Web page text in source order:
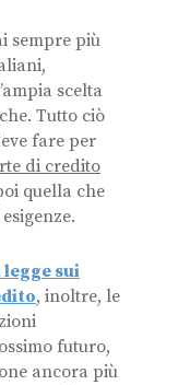
sempre più
scelta
Tutto ciò
fare per
di credito
quella che
sui
, inoltre, le
futuro,
ancora più